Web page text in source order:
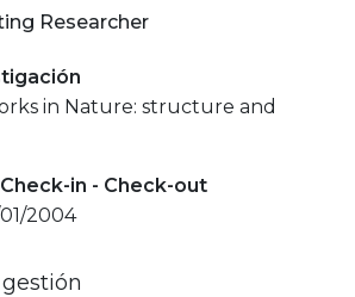
Researcher
in Nature: structure and
in - Check-out
2004